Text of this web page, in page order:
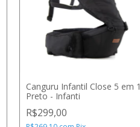
Canguru Infantil Close 5 em 1
Preto - Infanti
R$299,00